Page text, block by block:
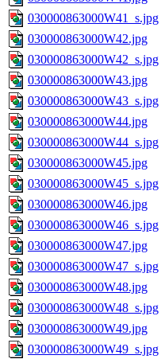
030000863000W41_s.jpg
030000863000W42.jpg
030000863000W42_s.jpg
030000863000W43.jpg
030000863000W43_s.jpg
030000863000W44.jpg
030000863000W44_s.jpg
030000863000W45.jpg
030000863000W45_s.jpg
030000863000W46.jpg
030000863000W46_s.jpg
030000863000W47.jpg
030000863000W47_s.jpg
030000863000W48.jpg
030000863000W48_s.jpg
030000863000W49.jpg
030000863000W49_s.jpg